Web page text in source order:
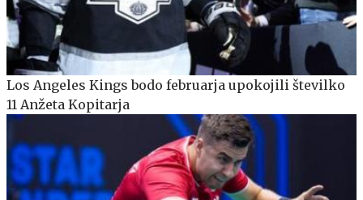
Los Angeles Kings bodo februarja upokojili številko
11 Anžeta Kopitarja